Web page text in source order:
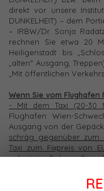
direkt vor unsere
DUNKELHEIT) – dem
– IRBW/Dr. Sonja
rechnen Sie etwa 20
Heiligenstadt bis
„alten“ Ausgang,
„Mit öffentlichen
Wenn Sie vom Flughafen
- Mit dem Taxi (20-30
Flughafen Wien-
Ausgang von der
schräg gegenüber zum
Taxi zum Fixpreis von
anbietet. Geben Sie
Meidlinger Tor in den
Institutstüre zu fahren